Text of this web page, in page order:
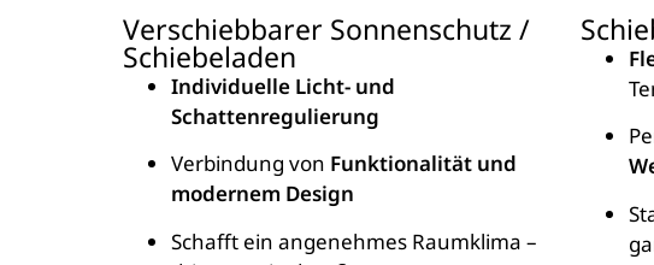
Verschiebbarer Sonnenschutz /
Schiebeladen
Individuelle Licht- und
Schattenregulierung
Verbindung von Funktionalität und
modernem Design
Schafft ein angenehmes Raumklima –